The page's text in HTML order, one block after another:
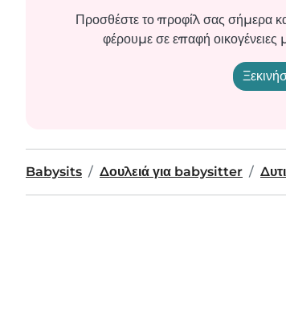
Προσθέστε το προφίλ σας σήμερα
φέρουμε σε επαφή
Babysits Δουλειά για babysitter